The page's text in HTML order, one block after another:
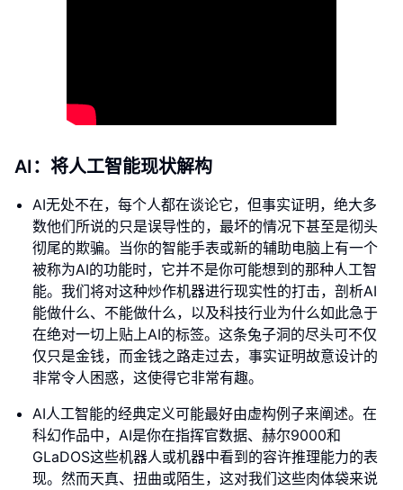
AI：将人工智能现状解构
AI无处不在，每个人都在谈论它，但事实证明，绝大多
数他们所说的只是误导性的，最坏的情况下甚至是彻头
彻尾的欺骗。当你的智能手表或新的辅助电脑上有一个
被称为AI的功能时，它并不是你可能想到的那种人工智
能。我们将对这种炒作机器进行现实性的打击，剖析AI
能做什么、不能做什么，以及科技行业为什么如此急于
在绝对一切上贴上AI的标签。这条兔子洞的尽头可不仅
仅只是金钱，而金钱之路走过去，事实证明故意设计的
非常令人困惑，这使得它非常有趣。
AI人工智能的经典定义可能最好由虚构例子来阐述。在
科幻作品中，AI是你在指挥官数据、赫尔9000和
GLaDOS这些机器人或机器中看到的容许推理能力的表
现。然而天真、扭曲或陌生，这对我们这些肉体袋来说